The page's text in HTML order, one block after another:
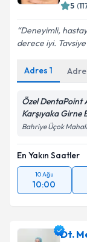
5 (
Deneyimli,
derece iyi.
Adres 1
Özel DentaPoint
Karşıyaka Girne
Bahriye Üçok
En Yakın Saatler
10 Ağu
10:00
Dt.